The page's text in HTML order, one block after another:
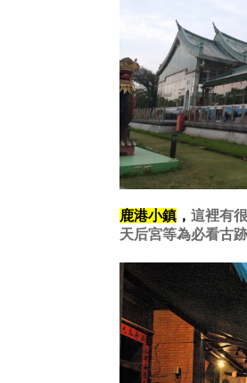
鹿港小鎮 ，這裡有
天后宮等為必看古跡